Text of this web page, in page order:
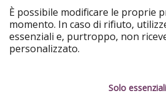
Conoscici meglio
Chi siamo
Lavora con noi
Termini
È possibile modificare le proprie
momento. In caso di rifiuto,
essenziali e, purtroppo, non
personalizzato.
Solo essenziali